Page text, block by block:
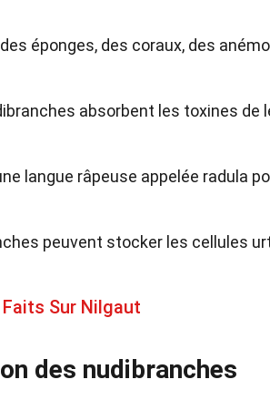
éponges, des coraux, des
absorbent les toxines de
langue râpeuse appelée radula
peuvent stocker les cellules
Faits Sur Nilgaut
des nudibranches